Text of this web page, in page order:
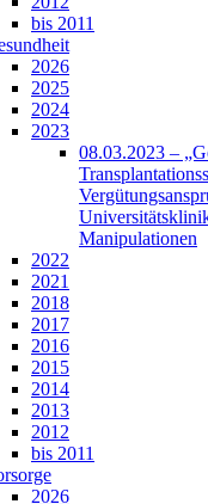
bis 2011
2026
2025
2024
2023
08.03.2023 –
Manipulationen
2022
2021
2018
2017
2016
2015
2014
2013
2012
bis 2011
2026